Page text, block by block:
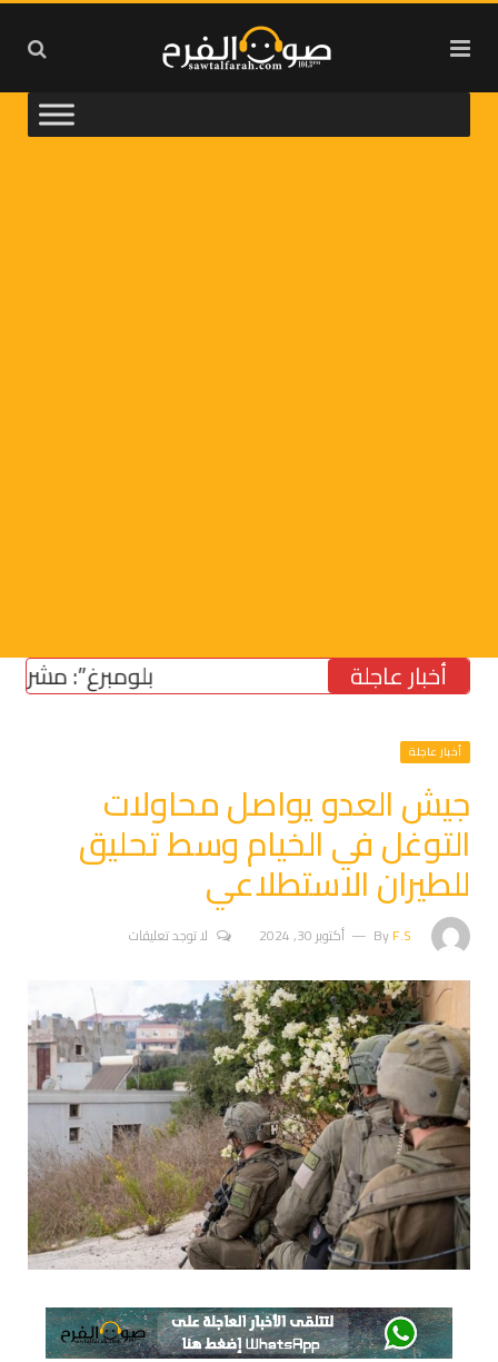
أخبار عاجلة “بلومبرغ”: مشروع
أخبار عاجلة
جيش العدو يواصل محاولات
التوغل في الخيام وسط تحليق
للطيران الاستطلاعي
ByF.S أكتوبر 30, 2024 لا توجد تعليقات